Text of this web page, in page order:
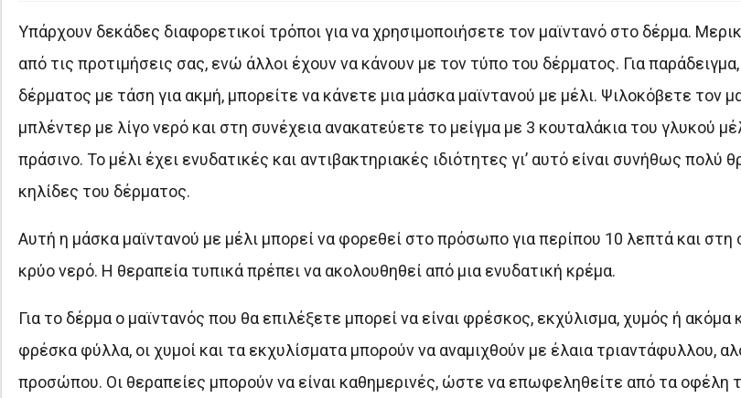
Υπάρχουν δεκάδες διαφορετικοί τρόποι για να χρησιμοποιήσετε τον μαϊντανό στο δέρμα.
από τις προτιμήσεις σας, ενώ άλλοι έχουν να κάνουν με τον τύπο του δέρματος. Για
δέρματος με τάση για ακμή, μπορείτε να κάνετε μια μάσκα μαϊντανού με μέλι. Ψιλοκόβετε τον
μπλέντερ με λίγο νερό και στη συνέχεια ανακατεύετε το μείγμα με 3 κουταλάκια του γλυκού
πράσινο. Το μέλι έχει ενυδατικές και αντιβακτηριακές ιδιότητες γι’ αυτό είναι συνήθως πολύ
κηλίδες του δέρματος.
Αυτή η μάσκα μαϊντανού με μέλι μπορεί να φορεθεί στο πρόσωπο για περίπου 10 λεπτά και στη
κρύο νερό. Η θεραπεία τυπικά πρέπει να ακολουθηθεί από μια ενυδατική κρέμα.
Για το δέρμα ο μαϊντανός που θα επιλέξετε μπορεί να είναι φρέσκος, εκχύλισμα, χυμός ή ακόμα
φρέσκα φύλλα, οι χυμοί και τα εκχυλίσματα μπορούν να αναμιχθούν με έλαια τριαντάφυλλου,
προσώπου. Οι θεραπείες μπορούν να είναι καθημερινές, ώστε να επωφεληθείτε από τα οφέλη